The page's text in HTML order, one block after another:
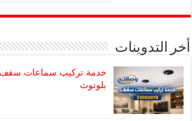
أخر التدوينات
بلوتوث